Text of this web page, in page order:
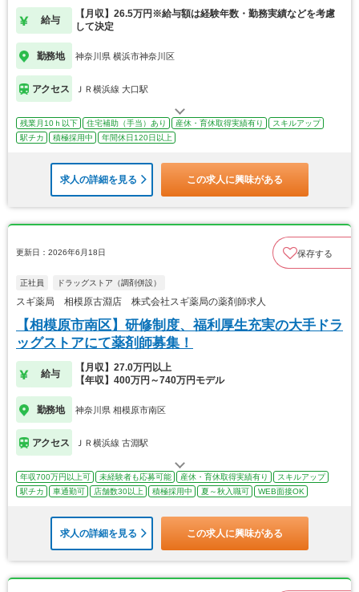
給与
【月収】26.5万円※給与額は経験年数・勤務実績などを考慮
して決定
勤務地 神奈川県 横浜市神奈川区
アクセス ＪＲ横浜線 大口駅
残業月10ｈ以下 住宅補助（手当）あり 産休・育休取得実績有り
スキルアップ
駅チカ
積極採用中 年間休日120日以上
求人の詳細を見る この求人に興味がある
更新日：2026年6月18日 保存する
正社員 ドラッグストア（調剤併設）
スギ薬局 相模原古淵店 株式会社スギ薬局の薬剤師求人
【相模原市南区】研修制度、福利厚生充実の大手ドラ
ッグストアにて薬剤師募集！
給与
【月収】27.0万円以上
【年収】400万円～740万円モデル
勤務地 神奈川県 相模原市南区
アクセス ＪＲ横浜線 古淵駅
年収700万円以上可 未経験者も応募可能 産休・育休取得実績有り
スキルアップ
駅チカ
車通勤可 店舗数30以上 積極採用中 夏～秋入職可 WEB面接OK
求人の詳細を見る この求人に興味がある